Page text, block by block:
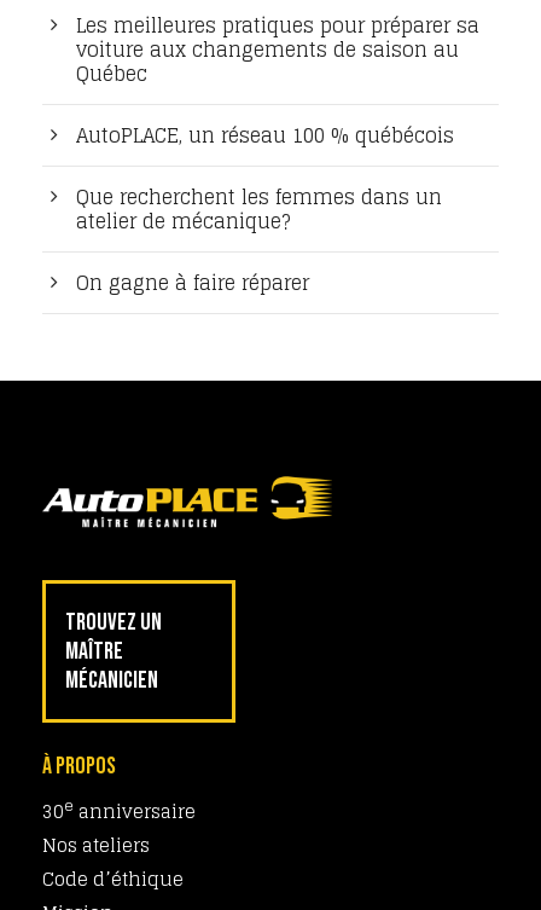
Les meilleures pratiques pour préparer sa
voiture aux changements de saison au
Québec
AutoPLACE, un réseau 100 % québécois
Que recherchent les femmes dans un
atelier de mécanique?
On gagne à faire réparer
TROUVEZ UN
MAÎTRE
MÉCANICIEN
À PROPOS
30e anniversaire
Nos ateliers
Code d’éthique